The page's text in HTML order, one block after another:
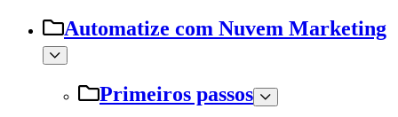
Automatize com Nuvem Marketing
Primeiros passos